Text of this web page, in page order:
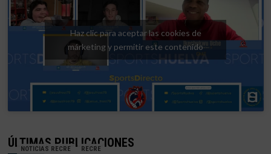
Haz clic para aceptar las cookies de
márketing y permitir este contenido
ÚLTIMAS PUBLICACIONES
NOTICIAS RECRE RECRE